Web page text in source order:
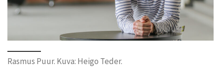
Rasmus Puur. Kuva: Heigo Teder.